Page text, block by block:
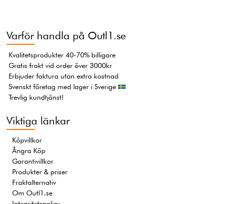
Varför handla på Outl1.se
Kvalitetsprodukter 40-70% billigare
Gratis frakt vid order över 3000kr
Erbjuder faktura utan extra kostnad
Svenskt företag med lager i Sverige
Trevlig kundtjänst!
Viktiga länkar
Köpvillkor
Ångra Köp
Garantivillkor
Produkter & priser
Fraktalternativ
Om Outl1.se